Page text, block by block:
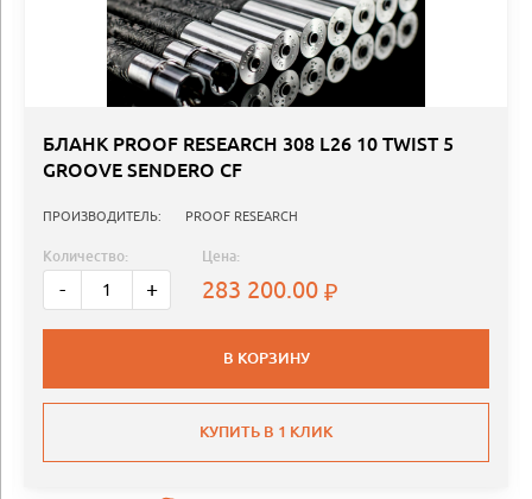
БЛАНК PROOF RESEARCH 308 L26 10 TWIST 5
GROOVE SENDERO CF
ПРОИЗВОДИТЕЛЬ: PROOF RESEARCH
Количество:
- +
Цена:
283 200.00
В КОРЗИНУ
КУПИТЬ В 1 КЛИК